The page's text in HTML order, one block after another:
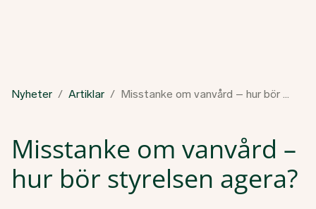
Nyheter Artiklar Misstanke om vanvård – hur bör styrelsen agera?
Misstanke om vanvård –
hur bör styrelsen agera?